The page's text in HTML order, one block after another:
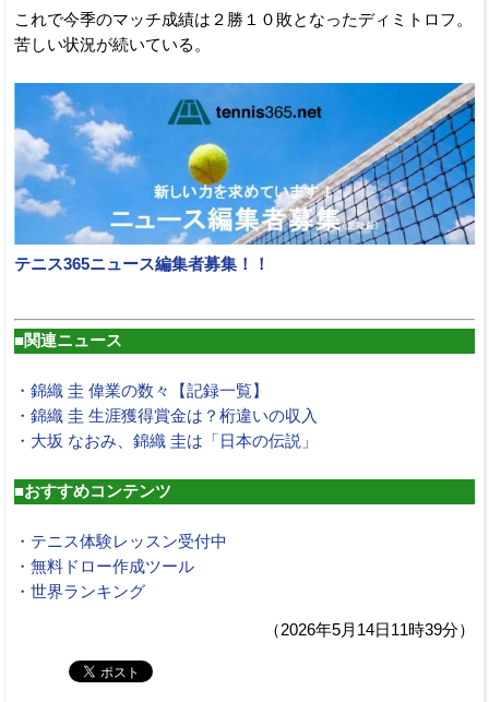
これで今季のマッチ成績は２勝１０敗となったディミトロフ。
苦しい状況が続いている。
テニス365ニュース編集者募集！！
■関連ニュース
・錦織 圭 偉業の数々【記録一覧】
・錦織 圭 生涯獲得賞金は？桁違いの収入
・大坂 なおみ、錦織 圭は「日本の伝説」
■おすすめコンテンツ
・テニス体験レッスン受付中
・無料ドロー作成ツール
・世界ランキング
（2026年5月14日11時39分）